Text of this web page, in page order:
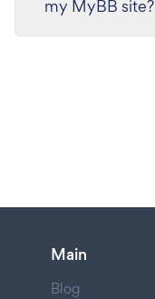
my MyBB site?
Main
Blog